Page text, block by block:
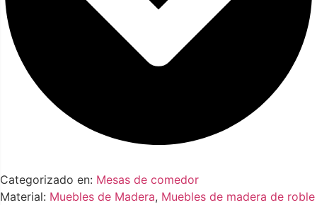
Categorizado en: Mesas de comedor
Material: Muebles de Madera, Muebles de madera de roble